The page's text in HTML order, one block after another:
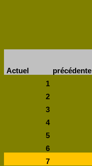
Actuel précédente
1
2
3
4
5
6
7